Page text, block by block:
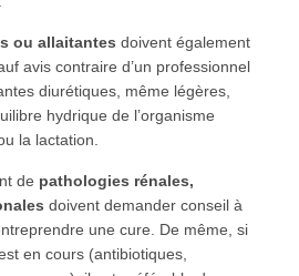
ou allaitantes doivent également
avis contraire d’un professionnel
diurétiques, même légères,
hydrique de l’organisme
la lactation.
de pathologies rénales,
doivent demander conseil à
une cure. De même, si
en cours (antibiotiques,